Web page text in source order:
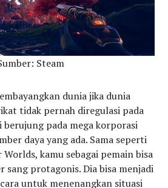
Steam
dunia jika dunia
tidak pernah diregulasi pada
berujung pada mega korporasi
daya yang ada. Sama seperti
kamu sebagai pemain bisa
sang protagonis. Dia bisa menjadi
untuk menenangkan situasi